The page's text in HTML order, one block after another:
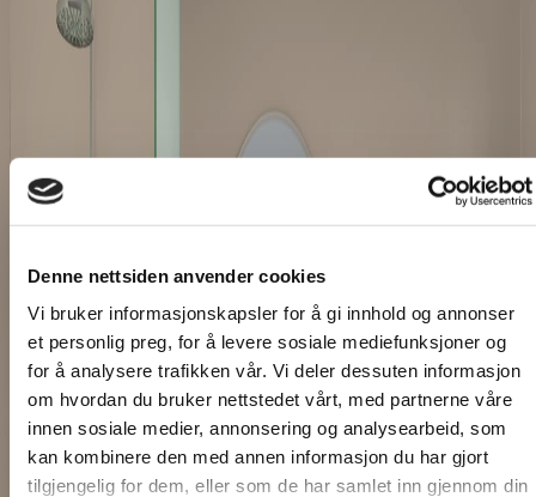
Denne nettsiden anvender cookies
Vi bruker informasjonskapsler for å gi innhold og annonser
et personlig preg, for å levere sosiale mediefunksjoner og
for å analysere trafikken vår. Vi deler dessuten informasjon
om hvordan du bruker nettstedet vårt, med partnerne våre
innen sosiale medier, annonsering og analysearbeid, som
kan kombinere den med annen informasjon du har gjort
tilgjengelig for dem, eller som de har samlet inn gjennom din